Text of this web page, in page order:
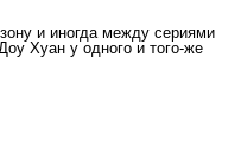
и иногда между сериями
Хуан у одного и того-же